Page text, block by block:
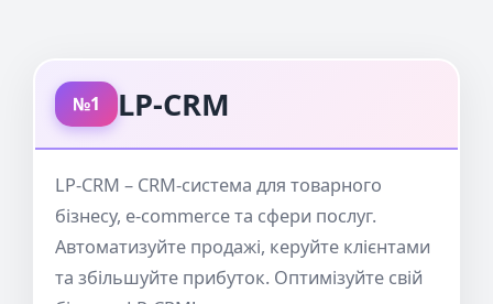
№1 LP-CRM
LP-CRM – CRM-система для товарного
бізнесу, e-commerce та сфери послуг.
Автоматизуйте продажі, керуйте клієнтами
та збільшуйте прибуток. Оптимізуйте свій